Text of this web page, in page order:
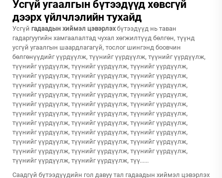
Усгүй угаалгын бүтээдүүд хөвсгүй
дээрх үйлчлэлийн тухайд
Усгүй гадаадын хиймэл цэвэрлэхбүтээдүүд нь таван
гадаргуугийн хамгаалалтад чухал хөгжилтүүд бөлгөн, түүнд
усгүй угаалгын шаардлагагүй, тослог шингэнд боовчин
бөлгөнүүдийг үүрдүүлж, түүнийг үүрдүүлж, түүнийг үүрдүүлж,
түүнийг үүрдүүлж, түүнийг үүрдүүлж, түүнийг үүрдүүлж,
түүнийг үүрдүүлж, түүнийг үүрдүүлж, түүнийг үүрдүүлж,
түүнийг үүрдүүлж, түүнийг үүрдүүлж, түүнийг үүрдүүлж,
түүнийг үүрдүүлж, түүнийг үүрдүүлж, түүнийг үүрдүүлж,
түүнийг үүрдүүлж, түүнийг үүрдүүлж, түүнийг үүрдүүлж,
түүнийг үүрдүүлж, түүнийг үүрдүүлж, түүнийг үүрдүүлж,
түүнийг үүрдүүлж, түүнийг үүрдүүлж, түүнийг үүрдүүлж,
түүнийг үүрдүүлж, түүнийг үүрдүүлж, түүнийг үүрдүүлж,
түүнийг үүрдүүлж, түүнийг үүрдүүлж, түүнийг үүрдүүлж,
түүнийг үүрдүүлж, түүнийг үүрдүүлж, түүнийг үүрдүүлж,
түүнийг үүрдүүлж, түүнийг үүрдүүлж, түү......
Саадгүй бүтээдүүдийн гол давуу тал гадаадын хиймэл цэвэрлэх